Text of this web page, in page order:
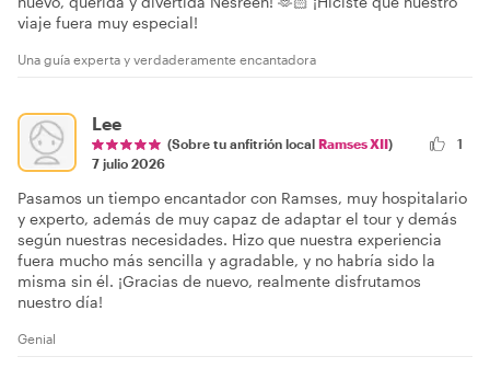
viaje fuera muy especial!
Una guía experta y verdaderamente encantadora
Lee
(Sobre tu anfitrión local Ramses XII)
7 julio 2026
1
Pasamos un tiempo encantador con Ramses, muy hospitalario
y experto, además de muy capaz de adaptar el tour y demás
según nuestras necesidades. Hizo que nuestra experiencia
fuera mucho más sencilla y agradable, y no habría sido la
misma sin él. ¡Gracias de nuevo, realmente disfrutamos
nuestro día!
Genial